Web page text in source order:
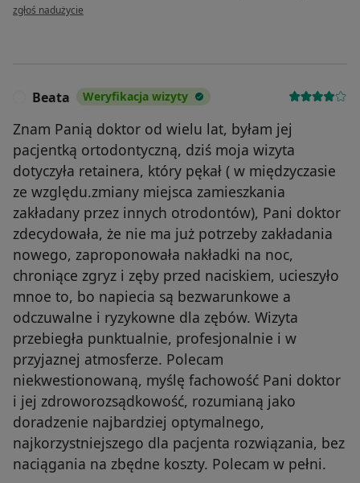
w opinii użytkownika Malgorzata głodzik
zgłoś nadużycie
Beata Weryfikacja wizyty
Znam Panią doktor od wielu lat, byłam jej
pacjentką ortodontyczną, dziś moja wizyta
dotyczyła retainera, który pękał ( w międzyczasie
ze względu.zmiany miejsca zamieszkania
zakładany przez innych otrodontów), Pani doktor
zdecydowała, że nie ma już potrzeby zakładania
nowego, zaproponowała nakładki na noc,
chroniące zgryz i zęby przed naciskiem, ucieszyło
mnoe to, bo napiecia są bezwarunkowe a
odczuwalne i ryzykowne dla zębów. Wizyta
przebiegła punktualnie, profesjonalnie i w
przyjaznej atmosferze. Polecam
niekwestionowaną, myślę fachowość Pani doktor
i jej zdroworozsądkowość, rozumianą jako
doradzenie najbardziej optymalnego,
najkorzystniejszego dla pacjenta rozwiązania, bez
naciągania na zbędne koszty. Polecam w pełni.